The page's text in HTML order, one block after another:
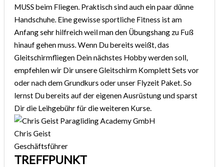
MUSS beim Fliegen. Praktisch sind auch ein paar dünne
Handschuhe. Eine gewisse sportliche Fitness ist am
Anfang sehr hilfreich weil man den Übungshang zu Fuß
hinauf gehen muss. Wenn Du bereits weißt, das
Gleitschirmfliegen Dein nächstes Hobby werden soll,
empfehlen wir Dir unsere Gleitschirm Komplett Sets vor
oder nach dem Grundkurs oder unser Flyzeit Paket. So
lernst Du bereits auf der eigenen Ausrüstung und sparst
Dir die Leihgebühr für die weiteren Kurse.
Chris Geist
Geschäftsführer
TREFFPUNKT